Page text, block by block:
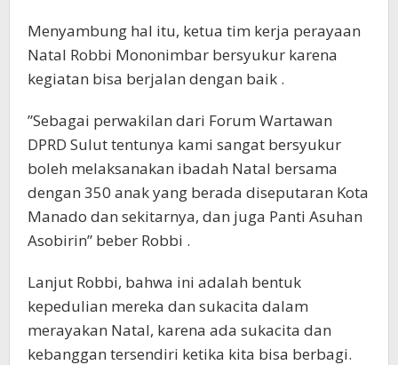
Menyambung hal itu, ketua tim kerja perayaan
Natal Robbi Mononimbar bersyukur karena
kegiatan bisa berjalan dengan baik .
”Sebagai perwakilan dari Forum Wartawan
DPRD Sulut tentunya kami sangat bersyukur
boleh melaksanakan ibadah Natal bersama
dengan 350 anak yang berada diseputaran Kota
Manado dan sekitarnya, dan juga Panti Asuhan
Asobirin” beber Robbi .
Lanjut Robbi, bahwa ini adalah bentuk
kepedulian mereka dan sukacita dalam
merayakan Natal, karena ada sukacita dan
kebanggan tersendiri ketika kita bisa berbagi.